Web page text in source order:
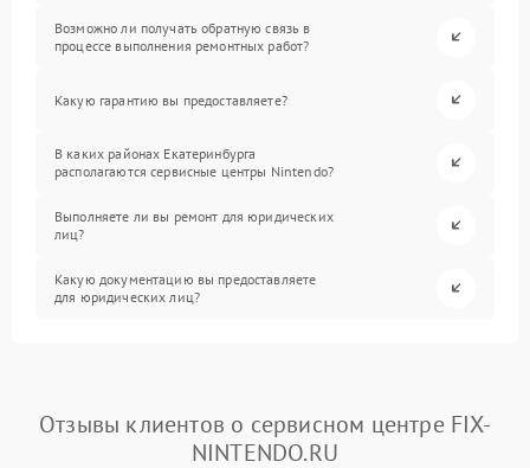
Возможно ли получать обратную связь в
процессе выполнения ремонтных работ?
Какую гарантию вы предоставляете?
В каких районах Екатеринбурга
располагаются сервисные центры Nintendo?
Выполняете ли вы ремонт для юридических
лиц?
Какую документацию вы предоставляете
для юридических лиц?
Отзывы клиентов о сервисном центре FIX-
NINTENDO.RU